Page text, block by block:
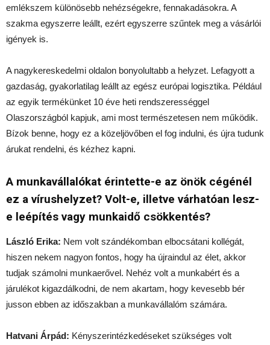
emlékszem különösebb nehézségekre, fennakadásokra. A
szakma egyszerre leállt, ezért egyszerre szűntek meg a vásárlói
igények is.
A nagykereskedelmi oldalon bonyolultabb a helyzet. Lefagyott a
gazdaság, gyakorlatilag leállt az egész európai logisztika. Például
az egyik termékünket 10 éve heti rendszerességgel
Olaszországból kapjuk, ami most természetesen nem működik.
Bízok benne, hogy ez a közeljövőben el fog indulni, és újra tudunk
árukat rendelni, és kézhez kapni.
A munkavállalókat érintette-e az önök cégénél
ez a vírushelyzet? Volt-e, illetve várhatóan lesz-
e leépítés vagy munkaidő csökkentés?
László Erika: Nem volt szándékomban elbocsátani kollégát,
hiszen nekem nagyon fontos, hogy ha újraindul az élet, akkor
tudjak számolni munkaerővel. Nehéz volt a munkabért és a
járulékot kigazdálkodni, de nem akartam, hogy kevesebb bér
jusson ebben az időszakban a munkavállalóm számára.
Hatvani Árpád: Kényszerintézkedéseket szükséges volt